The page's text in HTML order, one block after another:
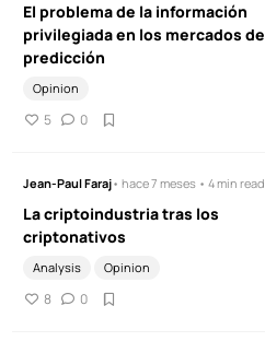
El problema de la información
privilegiada en los mercados de
predicción
Opinion
5 0
Jean-Paul Faraj• hace 7 meses • 4 min read
La criptoindustria tras los
criptonativos
Analysis Opinion
8 0